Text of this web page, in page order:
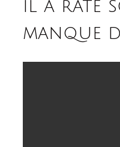
il a raté
manque